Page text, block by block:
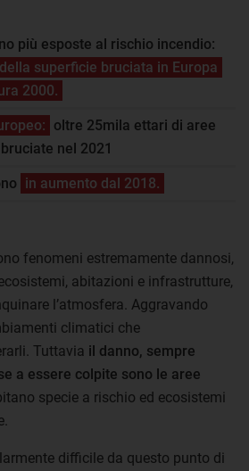
più esposte al rischio incendio:
superficie bruciata in Europa
2000.
oltre 25mila ettari di aree
nel 2021
in aumento dal 2018.
fenomeni estremamente dannosi,
abitazioni e infrastrutture,
l’atmosfera. Aggravando
climatici che
Tuttavia il danno, sempre
a essere colpite sono le aree
specie a rischio ed ecosistemi
difficile da questo punto di